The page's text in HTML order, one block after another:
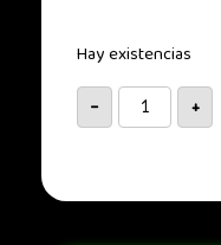
Hay existencias
- +